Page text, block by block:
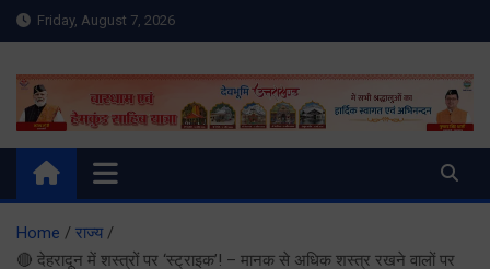
Skip
to
Friday, August 7, 2026
Meru Raibar | Uttarakhand
News | Uttarkashi News
meruraibar.com
Home
राज्य
🔴 देहरादून में शस्त्रों पर ‘स्ट्राइक’! – मानक से अधिक शस्त्र रखने वालों पर